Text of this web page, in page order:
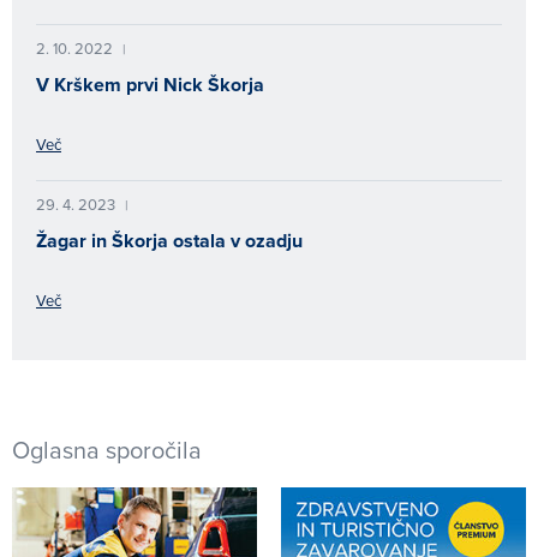
2. 10. 2022 |
V Krškem prvi Nick Škorja
Več
29. 4. 2023 |
Žagar in Škorja ostala v ozadju
Več
Oglasna sporočila